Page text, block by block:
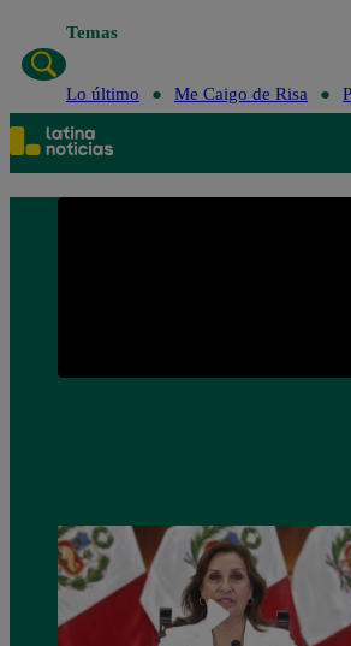
Temas
Lo último Me Caigo de Risa